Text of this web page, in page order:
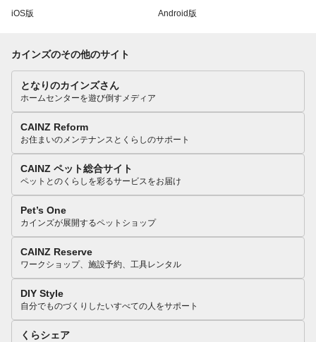
iOS版 Android版
カインズのその他のサイト
となりのカインズさん
ホームセンターを遊び倒すメディア
CAINZ Reform
お住まいのメンテナンスとくらしのサポート
CAINZ ペット総合サイト
ペットとのくらしを彩るサービスをお届け
Pet’s One
カインズが展開するペットショップ
CAINZ Reserve
ワークショップ、施設予約、工具レンタル
DIY Style
自分でものづくりしたいすべての人をサポート
くらシェア